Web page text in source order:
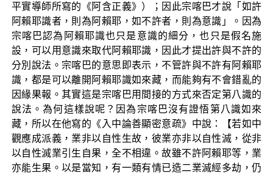
平實導師所寫的《阿含正義》）；因此宗喀巴才說「如許
阿賴耶識者，則為阿賴耶，如不許者，則為意識」。因為
宗喀巴認為阿賴耶識也只是意識的細分，也只是假名施
設，可以用意識來取代阿賴耶識，因此才提出許與不許的
分別說法。宗喀巴的意思即表示，不管許與不許有阿賴耶
識，都是可以離開阿賴耶識如來藏，而能夠有不會錯亂的
因緣果報。其實這是宗喀巴用間接的方式來否定第八識的
說法。為何這樣說呢？因為宗喀巴沒有證悟第八識如來
藏，所以在他寫的《入中論善顯密意疏》中說：【若如中
觀應成派義，業非以自性生故，彼業亦非以自性滅，從非
以自性滅業引生自果，全不相違。故雖不許阿賴耶等，業
亦能生果。以是當知，有一類有情已造二業滅經多劫，仍